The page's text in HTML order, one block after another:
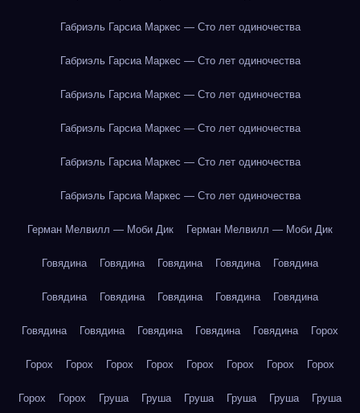
Габриэль Гарсиа Маркес — Сто лет одиночества
Габриэль Гарсиа Маркес — Сто лет одиночества
Габриэль Гарсиа Маркес — Сто лет одиночества
Габриэль Гарсиа Маркес — Сто лет одиночества
Габриэль Гарсиа Маркес — Сто лет одиночества
Габриэль Гарсиа Маркес — Сто лет одиночества
Герман Мелвилл — Моби Дик Герман Мелвилл — Моби Дик
Говядина Говядина Говядина Говядина Говядина
Говядина Говядина Говядина Говядина Говядина
Говядина Говядина Говядина Говядина Говядина Горох
Горох Горох Горох Горох Горох Горох Горох Горох
Горох Горох Груша Груша Груша Груша Груша Груша